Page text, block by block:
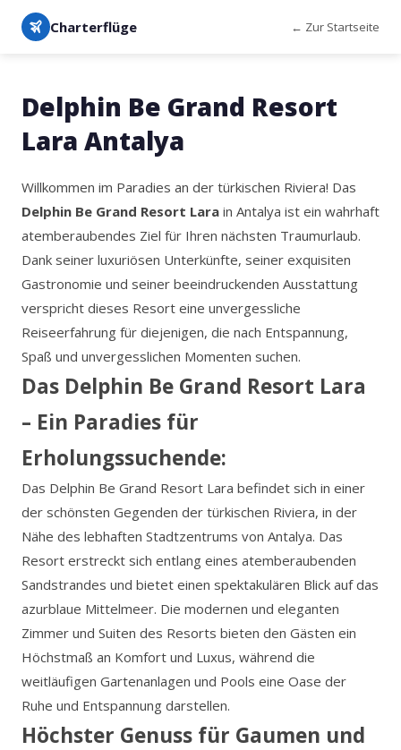
Charterflüge ← Zur Startseite
Delphin Be Grand Resort
Lara Antalya
Willkommen im Paradies an der türkischen Riviera! Das
Delphin Be Grand Resort Lara in Antalya ist ein wahrhaft
atemberaubendes Ziel für Ihren nächsten Traumurlaub.
Dank seiner luxuriösen Unterkünfte, seiner exquisiten
Gastronomie und seiner beeindruckenden Ausstattung
verspricht dieses Resort eine unvergessliche
Reiseerfahrung für diejenigen, die nach Entspannung,
Spaß und unvergesslichen Momenten suchen.
Das Delphin Be Grand Resort Lara
– Ein Paradies für
Erholungssuchende:
Das Delphin Be Grand Resort Lara befindet sich in einer
der schönsten Gegenden der türkischen Riviera, in der
Nähe des lebhaften Stadtzentrums von Antalya. Das
Resort erstreckt sich entlang eines atemberaubenden
Sandstrandes und bietet einen spektakulären Blick auf das
azurblaue Mittelmeer. Die modernen und eleganten
Zimmer und Suiten des Resorts bieten den Gästen ein
Höchstmaß an Komfort und Luxus, während die
weitläufigen Gartenanlagen und Pools eine Oase der
Ruhe und Entspannung darstellen.
Höchster Genuss für Gaumen und